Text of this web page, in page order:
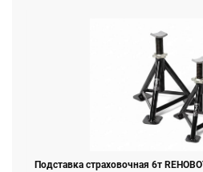
Подставка страховочная 6т